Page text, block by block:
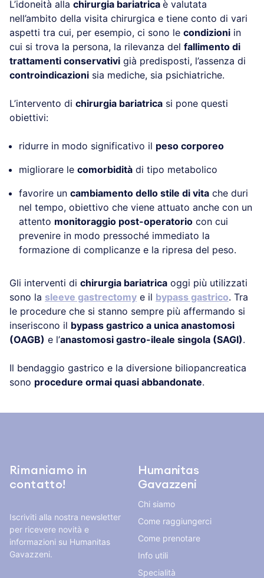
L’idoneità alla chirurgia bariatrica è valutata
nell’ambito della visita chirurgica e tiene conto di vari
aspetti tra cui, per esempio, ci sono le condizioni in
cui si trova la persona, la rilevanza del fallimento di
trattamenti conservativi già predisposti, l’assenza di
controindicazioni sia mediche, sia psichiatriche.
L’intervento di chirurgia bariatrica si pone questi
obiettivi:
ridurre in modo significativo il peso corporeo
migliorare le comorbidità di tipo metabolico
favorire un cambiamento dello stile di vita che duri
nel tempo, obiettivo che viene attuato anche con un
attento monitoraggio post-operatorio con cui
prevenire in modo pressoché immediato la
formazione di complicanze e la ripresa del peso.
Gli interventi di chirurgia bariatrica oggi più utilizzati
sono la sleeve gastrectomy e il bypass gastrico. Tra
le procedure che si stanno sempre più affermando si
inseriscono il bypass gastrico a unica anastomosi
(OAGB) e l’anastomosi gastro-ileale singola (SAGI).
Il bendaggio gastrico e la diversione biliopancreatica
sono procedure ormai quasi abbandonate.
Rimaniamo in
contatto!
Iscriviti alla nostra newsletter
per ricevere novità e
informazioni su Humanitas
Gavazzeni.
Humanitas
Gavazzeni
Chi siamo
Come raggiungerci
Come prenotare
Info utili
Specialità